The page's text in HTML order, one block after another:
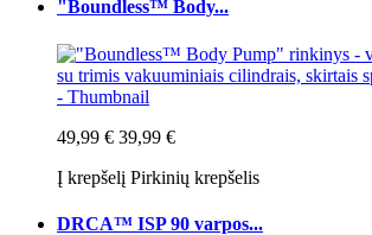
"Boundless™ Body...
49,99 € 39,99 €
Į krepšelį Pirkinių krepšelis
DRCA™ ISP 90 varpos...